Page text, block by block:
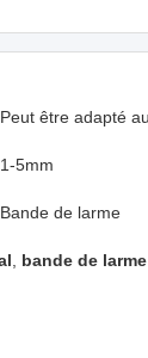
Peut être adapté
1-5mm
Bande de larme
bande de